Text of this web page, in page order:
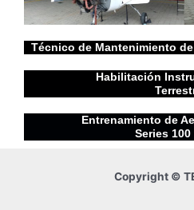
Técnico de Mantenimiento de
Habilitación
Entrenamiento de
Series 100
Copyright ©